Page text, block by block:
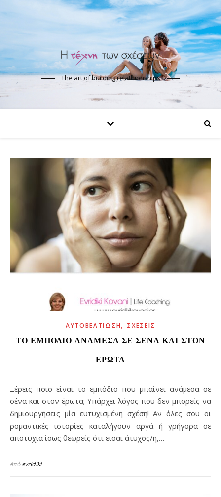
The art of building relathionships
ΑΥΤΟΒΕΛΤΊΩΣΗ, ΣΧΈΣΕΙΣ
ΤΟ ΕΜΠΌΔΙΟ ΑΝΆΜΕΣΑ ΣΕ ΣΈΝΑ ΚΑΙ ΣΤΟΝ
ΈΡΩΤΑ
Ξέρεις ποιο είναι το εμπόδιο που μπαίνει ανάμεσα σε
σένα και στον έρωτα; Υπάρχει λόγος που δεν μπορείς να
δημιουργήσεις μία ευτυχισμένη σχέση! Αν όλες σου οι
ρομαντικές ιστορίες καταλήγουν αργά ή γρήγορα σε
αποτυχία ίσως θεωρείς ότι είσαι άτυχος/η,…
Απόevridiki